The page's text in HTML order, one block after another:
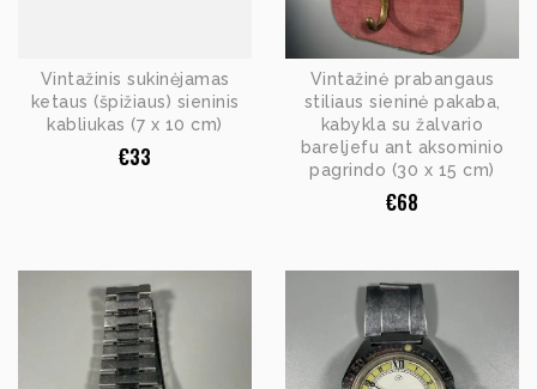
Vintažinis sukinėjamas
ketaus (špižiaus) sieninis
kabliukas (7 x 10 cm)
€33
Vintažinė prabangaus
stiliaus sieninė pakaba,
kabykla su žalvario
bareljefu ant aksominio
pagrindo (30 x 15 cm)
€68